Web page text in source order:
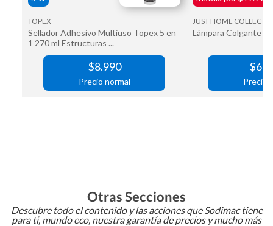
Otras Secciones
Descubre todo el contenido y las acciones que Sodimac tiene
para ti, mundo eco, nuestra garantía de precios y mucho más